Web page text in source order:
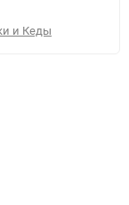
и Кеды